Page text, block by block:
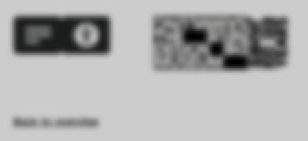
Back to overview